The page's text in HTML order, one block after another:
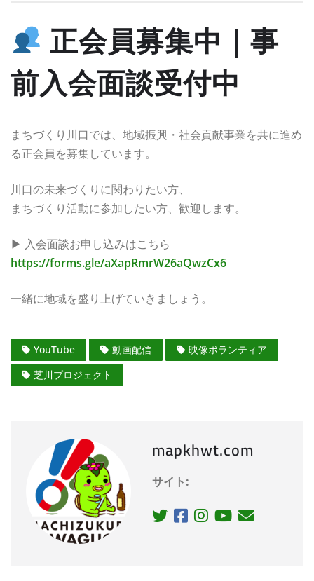
正会員募集中｜事
前入会面談受付中
まちづくり川口では、地域振興・社会貢献事業を共に進め
る正会員を募集しています。
川口の未来づくりに関わりたい方、
まちづくり活動に参加したい方、歓迎します。
▶ 入会面談お申し込みはこちら
https://forms.gle/aXapRmrW26aQwzCx6
一緒に地域を盛り上げていきましょう。
YouTube 動画配信
映像ボランティア
芝川プロジェクト
mapkhwt.com
サイト: